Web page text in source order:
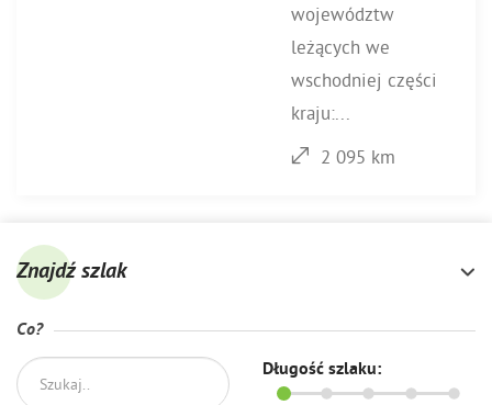
województw
leżących we
wschodniej części
kraju:...
2 095 km
Znajdź szlak
Co?
Długość szlaku: